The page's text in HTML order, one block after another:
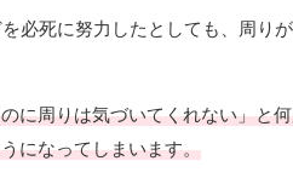
必死に努力したとしても、周り
に周りは気づいてくれない」と
になってしまいます。